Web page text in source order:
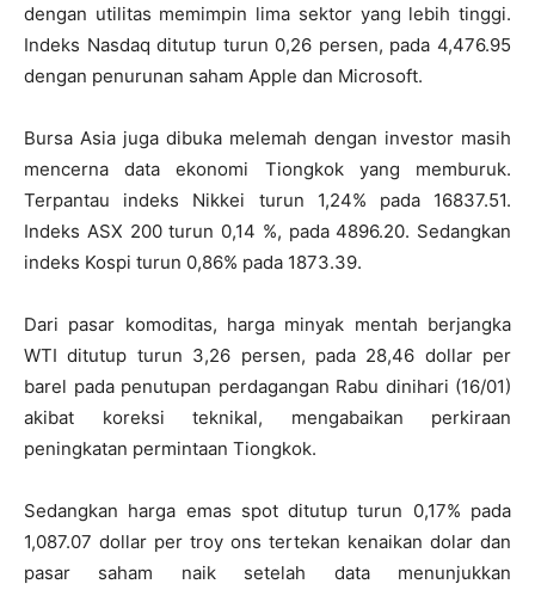
dengan utilitas memimpin lima sektor yang lebih tinggi.
Indeks Nasdaq ditutup turun 0,26 persen, pada 4,476.95
dengan penurunan saham Apple dan Microsoft.
Bursa Asia juga dibuka melemah dengan investor masih
mencerna data ekonomi Tiongkok yang memburuk.
Terpantau indeks Nikkei turun 1,24% pada 16837.51.
Indeks ASX 200 turun 0,14 %, pada 4896.20. Sedangkan
indeks Kospi turun 0,86% pada 1873.39.
Dari pasar komoditas, harga minyak mentah berjangka
WTI ditutup turun 3,26 persen, pada 28,46 dollar per
barel pada penutupan perdagangan Rabu dinihari (16/01)
akibat koreksi teknikal, mengabaikan perkiraan
peningkatan permintaan Tiongkok.
Sedangkan harga emas spot ditutup turun 0,17% pada
1,087.07 dollar per troy ons tertekan kenaikan dolar dan
pasar saham naik setelah data menunjukkan